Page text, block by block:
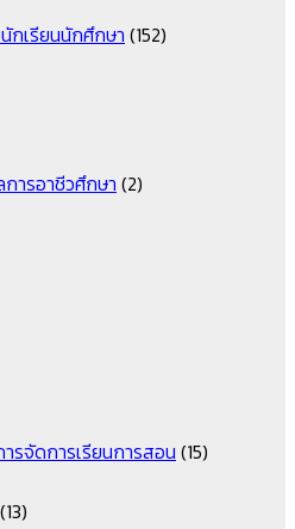
กเรียนนักศึกษา (152)
ารอาชีวศึกษา (2)
จัดการเรียนการสอน (15)
(13)